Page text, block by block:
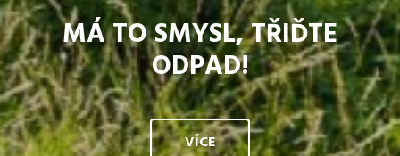
MÁ TO SMYSL, TŘIĎTE
ODPAD!
VÍCE